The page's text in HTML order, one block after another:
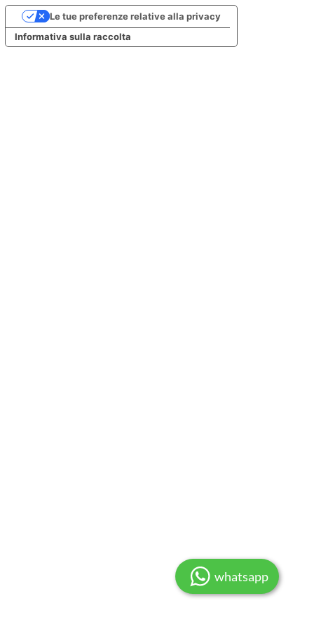
Informativa sulla raccolta
Le tue preferenze relative alla privacy
whatsapp